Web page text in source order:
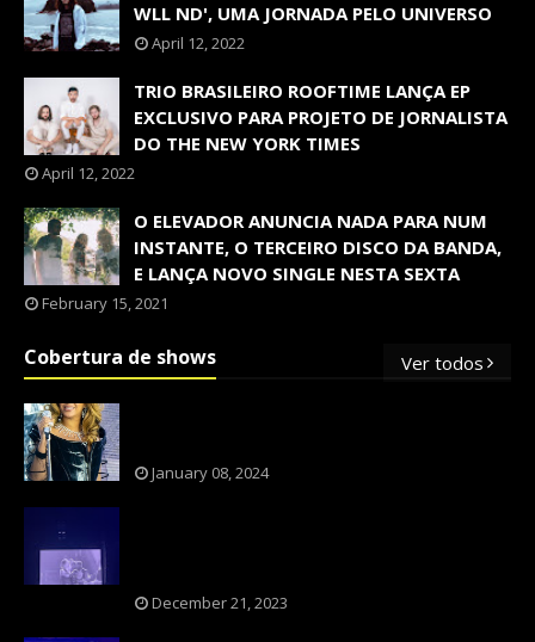
WLL ND', UMA JORNADA PELO UNIVERSO
April 12, 2022
TRIO BRASILEIRO ROOFTIME LANÇA EP
EXCLUSIVO PARA PROJETO DE JORNALISTA
DO THE NEW YORK TIMES
April 12, 2022
O ELEVADOR ANUNCIA NADA PARA NUM
INSTANTE, O TERCEIRO DISCO DA BANDA,
E LANÇA NOVO SINGLE NESTA SEXTA
February 15, 2021
Cobertura de shows Ver todos
January 08, 2024
December 21, 2023